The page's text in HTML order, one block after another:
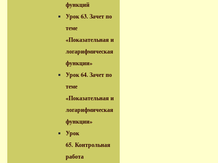
функций
Урок 63. Зачет по
теме
«Показательная и
логарифмическая
функции»
Урок 64. Зачет по
теме
«Показательная и
логарифмическая
функции»
Урок
65. Контрольная
работа